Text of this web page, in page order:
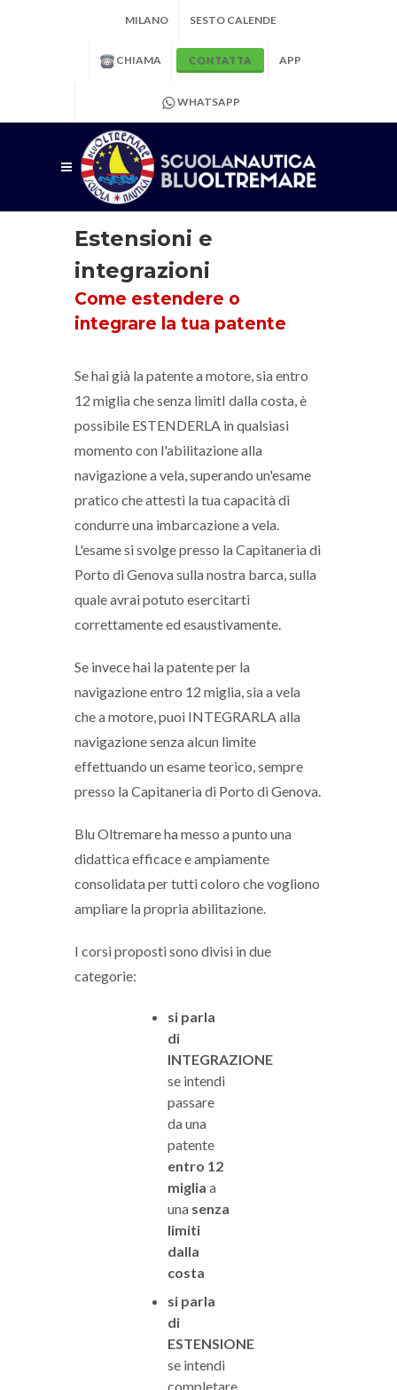
MILANO SESTO CALENDE
CHIAMA CONTATTA APP
WHATSAPP
Estensioni e
integrazioni
Come estendere o
integrare la tua patente
Se hai già la patente a motore, sia entro
12 miglia che senza limitI dalla costa, è
possibile ESTENDERLA in qualsiasi
momento con l'abilitazione alla
navigazione a vela, superando un'esame
pratico che attesti la tua capacità di
condurre una imbarcazione a vela.
L'esame si svolge presso la Capitaneria di
Porto di Genova sulla nostra barca, sulla
quale avrai potuto esercitarti
correttamente ed esaustivamente.
Se invece hai la patente per la
navigazione entro 12 miglia, sia a vela
che a motore, puoi INTEGRARLA alla
navigazione senza alcun limite
effettuando un esame teorico, sempre
presso la Capitaneria di Porto di Genova.
Blu Oltremare ha messo a punto una
didattica efficace e ampiamente
consolidata per tutti coloro che vogliono
ampliare la propria abilitazione.
I corsi proposti sono divisi in due
categorie:
si parla
di
INTEGRAZIONE
se intendi
passare
da una
patente
entro 12
miglia a
una senza
limiti
dalla
costa
si parla
di
ESTENSIONE
se intendi
completare